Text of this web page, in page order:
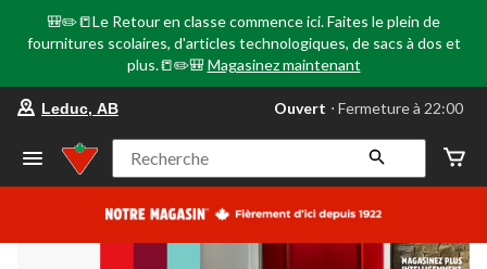
🎒✏️📒Le Retour en classe commence ici. Faites le plein de
fournitures scolaires, d'articles technologiques, de sacs à dos et
plus.📒✏️🎒 Magasinez maintenant
votre
préféré
Leduc,
AB,
courament
Fermeture
Leduc, AB Ouvert ⋅ Fermeture à 22:00
Recherche